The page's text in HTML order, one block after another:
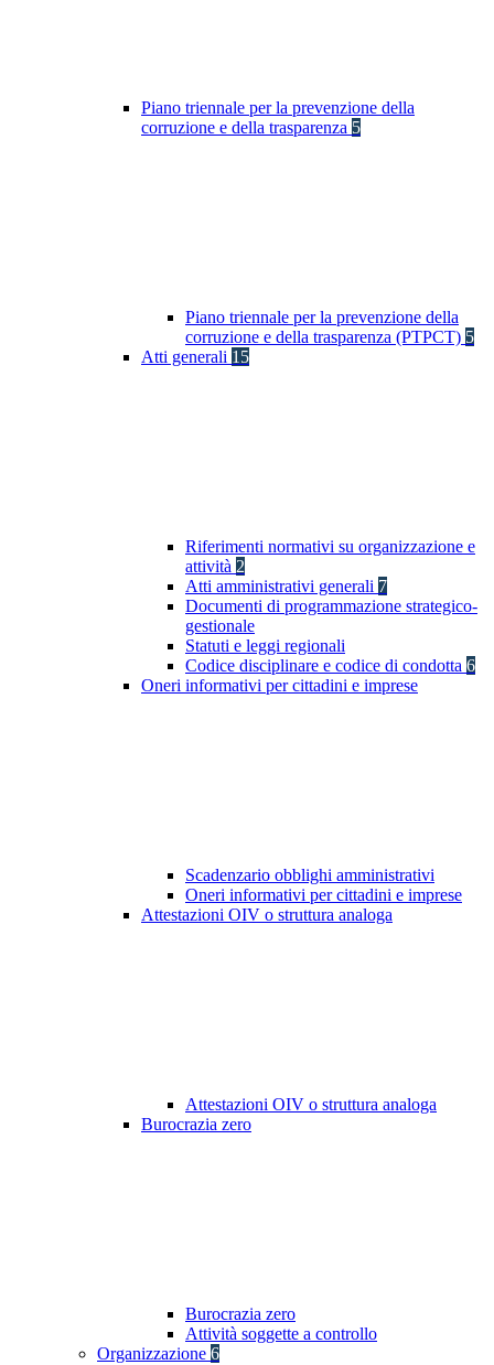
Piano triennale per la prevenzione della
corruzione e della trasparenza 5
Piano triennale per la prevenzione della
corruzione e della trasparenza (PTPCT) 5
Atti generali 15
Riferimenti normativi su organizzazione e
attività 2
Atti amministrativi generali 7
Documenti di programmazione strategico-
gestionale
Statuti e leggi regionali
Codice disciplinare e codice di condotta 6
Oneri informativi per cittadini e imprese
Scadenzario obblighi amministrativi
Oneri informativi per cittadini e imprese
Attestazioni OIV o struttura analoga
Attestazioni OIV o struttura analoga
Burocrazia zero
Burocrazia zero
Attività soggette a controllo
Organizzazione 6